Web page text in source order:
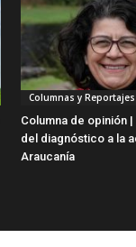
Columnas y Reportajes
Columna de opinión
del diagnóstico a la
Araucanía